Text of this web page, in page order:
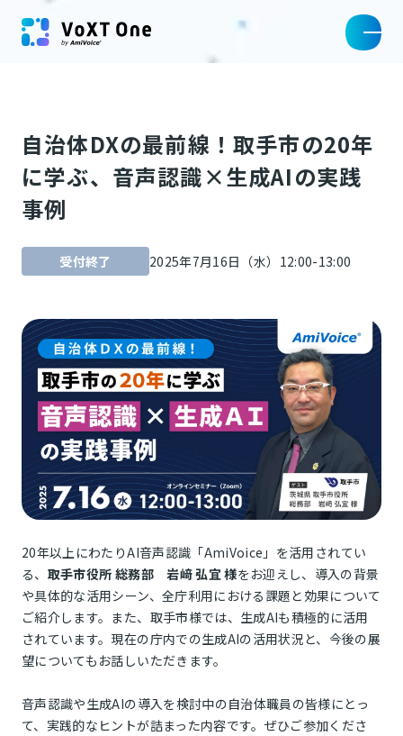
自治体DXの最前線！取手市の20年
に学ぶ、音声認識×生成AIの実践
事例
受付終了 2025年7月16日（水）12:00-13:00
20年以上にわたりAI音声認識「AmiVoice」を活用されてい
る、 取手市役所 総務部 岩﨑 弘宜 様をお迎えし、導入の背景
や具体的な活用シーン、全庁利用における課題と効果について
ご紹介します。また、取手市様では、生成AIも積極的に活用
されています。現在の庁内での生成AIの活用状況と、今後の展
望についてもお話しいただきます。
音声認識や生成AIの導入を検討中の自治体職員の皆様にとっ
て、実践的なヒントが詰まった内容です。ぜひご参加くださ